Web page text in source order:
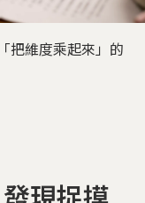
把維度乘起來」的